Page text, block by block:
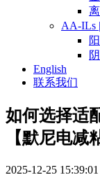
AA-ILs
English
联系我们
如何选择适
【默尼电减
2025-12-25 15:39:01